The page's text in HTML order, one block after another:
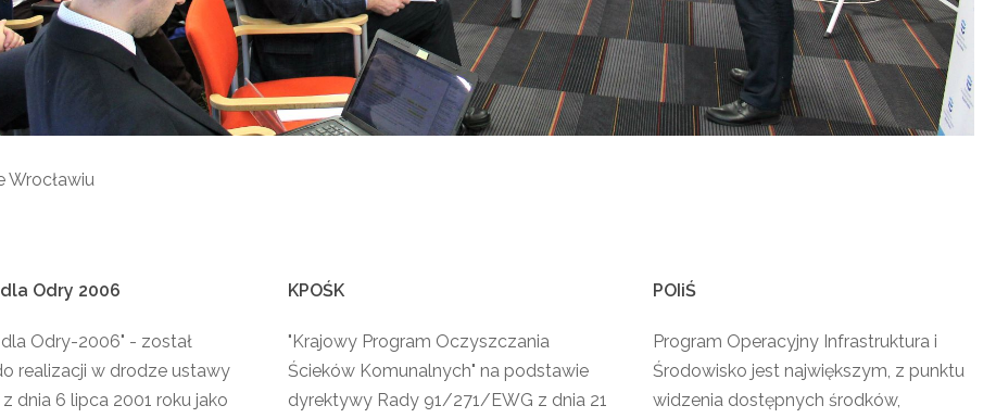
Wrocławiu
dla Odry 2006
Odry-2006" - został
realizacji w drodze ustawy
dnia 6 lipca 2001 roku jako
KPOŚK
"Krajowy Program Oczyszczania
Ścieków Komunalnych" na podstawie
dyrektywy Rady 91/271/EWG z dnia 21
POIiŚ
Program Operacyjny Infrastruktura i
Środowisko jest największym, z punktu
widzenia dostępnych środków,